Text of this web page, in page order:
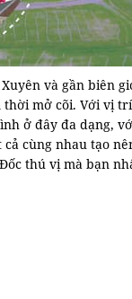
và gần biên
mở cõi. Với vị
ở đây đa dạng,
cùng nhau tạo
thú vị mà bạn